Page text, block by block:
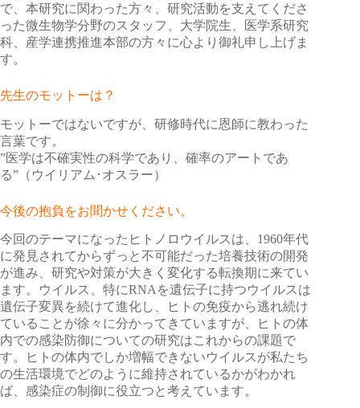
で、本研究に関わった方々、研究活動を支えてくださ
った微生物学分野のスタッフ、大学院生、医学系研究
科、産学連携推進本部の方々に心より御礼申し上げま
す。
先生のモットーは？
モットーではないですが、研修時代に恩師に教わった
言葉です。
”医学は不確実性の科学であり、確率のアートであ
る”（ウイリアム･オスラー）
今後の抱負をお聞かせください。
今回のテーマになったヒトノロウイルスは、1960年代
に発見されてからずっと不可能だった培養技術の開発
が進み、研究や対策が大きく変化する転換期に来てい
ます。ウイルス、特にRNAを遺伝子に持つウイルスは
遺伝子変異を続けて進化し、ヒトの免疫から逃れ続け
ていることが徐々に分かってきていますが、ヒトの体
内での感染防御についての研究はこれからの課題で
す。ヒトの体内でしか増幅できないウイルスが私たち
の生活環境でどのように維持されているかがわかれ
ば、感染症の制御に役立つと考えています。